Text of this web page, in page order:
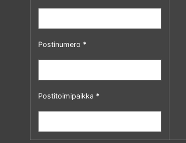
Postinumero *
Postitoimipaikka *